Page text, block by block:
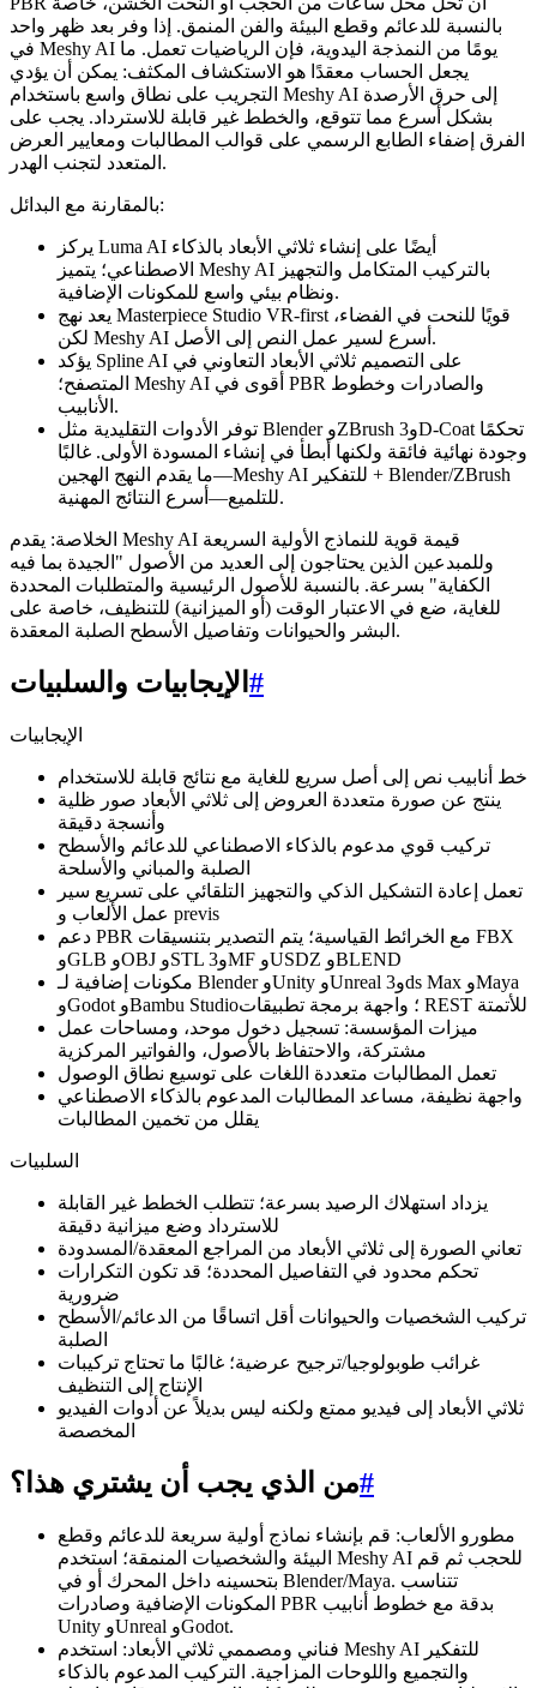
بالنسبة للدعائم وقطع البيئة والفن المنمق. إذا وفر بعد ظهر واحد
في Meshy AI يومًا من النمذجة اليدوية، فإن الرياضيات تعمل. ما
يجعل الحساب معقدًا هو الاستكشاف المكثف: يمكن أن يؤدي
التجريب على نطاق واسع باستخدام Meshy AI إلى حرق الأرصدة
بشكل أسرع مما تتوقع، والخطط غير قابلة للاسترداد. يجب على
الفرق إضفاء الطابع الرسمي على قوالب المطالبات ومعايير العرض
المتعدد لتجنب الهدر.
بالمقارنة مع البدائل:
يركز Luma AI أيضًا على إنشاء ثلاثي الأبعاد بالذكاء
الاصطناعي؛ يتميز Meshy AI بالتركيب المتكامل والتجهيز
ونظام بيئي واسع للمكونات الإضافية.
يعد نهج Masterpiece Studio VR-first قويًا للنحت في الفضاء،
لكن Meshy AI أسرع لسير عمل النص إلى الأصل.
يؤكد Spline AI على التصميم ثلاثي الأبعاد التعاوني في
المتصفح؛ Meshy AI أقوى في PBR والصادرات وخطوط
الأنابيب.
توفر الأدوات التقليدية مثل Blender وZBrush و3D-Coat تحكمًا
وجودة نهائية فائقة ولكنها أبطأ في إنشاء المسودة الأولى. غالبًا
ما يقدم النهج الهجين—Meshy AI للتفكير + Blender/ZBrush
للتلميع—أسرع النتائج المهنية.
الخلاصة: يقدم Meshy AI قيمة قوية للنماذج الأولية السريعة
وللمبدعين الذين يحتاجون إلى العديد من الأصول "الجيدة بما فيه
الكفاية" بسرعة. بالنسبة للأصول الرئيسية والمتطلبات المحددة
للغاية، ضع في الاعتبار الوقت (أو الميزانية) للتنظيف، خاصة على
البشر والحيوانات وتفاصيل الأسطح الصلبة المعقدة.
الإيجابيات والسلبيات #
الإيجابيات
خط أنابيب نص إلى أصل سريع للغاية مع نتائج قابلة للاستخدام
ينتج عن صورة متعددة العروض إلى ثلاثي الأبعاد صور ظلية
وأنسجة دقيقة
تركيب قوي مدعوم بالذكاء الاصطناعي للدعائم والأسطح
الصلبة والمباني والأسلحة
تعمل إعادة التشكيل الذكي والتجهيز التلقائي على تسريع سير
عمل الألعاب و previs
دعم PBR مع الخرائط القياسية؛ يتم التصدير بتنسيقات FBX
وGLB وOBJ وSTL و3MF وUSDZ وBLEND
مكونات إضافية لـ Blender وUnity وUnreal و3ds Max وMaya
وGodot وBambu Studio؛ واجهة برمجة تطبيقات REST للأتمتة
ميزات المؤسسة: تسجيل دخول موحد، ومساحات عمل
مشتركة، والاحتفاظ بالأصول، والفواتير المركزية
تعمل المطالبات متعددة اللغات على توسيع نطاق الوصول
واجهة نظيفة، مساعد المطالبات المدعوم بالذكاء الاصطناعي
يقلل من تخمين المطالبات
السلبيات
يزداد استهلاك الرصيد بسرعة؛ تتطلب الخطط غير القابلة
للاسترداد وضع ميزانية دقيقة
تعاني الصورة إلى ثلاثي الأبعاد من المراجع المعقدة/المسدودة
تحكم محدود في التفاصيل المحددة؛ قد تكون التكرارات
ضرورية
تركيب الشخصيات والحيوانات أقل اتساقًا من الدعائم/الأسطح
الصلبة
غرائب طوبولوجيا/ترجيح عرضية؛ غالبًا ما تحتاج تركيبات
الإنتاج إلى التنظيف
ثلاثي الأبعاد إلى فيديو ممتع ولكنه ليس بديلاً عن أدوات الفيديو
المخصصة
من الذي يجب أن يشتري هذا؟#
مطورو الألعاب: قم بإنشاء نماذج أولية سريعة للدعائم وقطع
البيئة والشخصيات المنمقة؛ استخدم Meshy AI للحجب ثم قم
بتحسينه داخل المحرك أو في Blender/Maya. تتناسب
المكونات الإضافية وصادرات PBR بدقة مع خطوط أنابيب
Unity وUnreal وGodot.
فناني ومصممي ثلاثي الأبعاد: استخدم Meshy AI للتفكير
والتجميع واللوحات المزاجية. التركيب المدعوم بالذكاء